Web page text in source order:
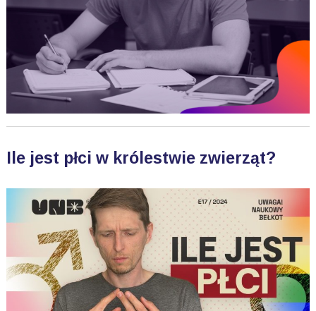
Ile jest płci w królestwie zwierząt?